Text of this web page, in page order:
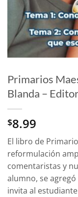
Primarios
Blanda –
$8.99
El libro de
reformulación
comentaristas y
alumno, se
invita al